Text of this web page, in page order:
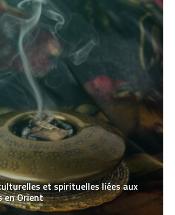
et spirituelles liées aux
en Orient